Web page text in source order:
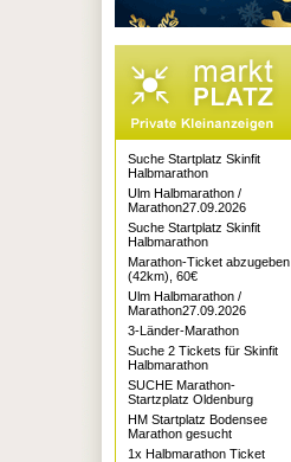
Suche Startplatz Skinfit
Halbmarathon
Ulm Halbmarathon /
Marathon27.09.2026
Suche Startplatz Skinfit
Halbmarathon
Marathon-Ticket abzugeben
(42km), 60€
Ulm Halbmarathon /
Marathon27.09.2026
3-Länder-Marathon
Suche 2 Tickets für Skinfit
Halbmarathon
SUCHE Marathon-
Startzplatz Oldenburg
HM Startplatz Bodensee
Marathon gesucht
1x Halbmarathon Ticket